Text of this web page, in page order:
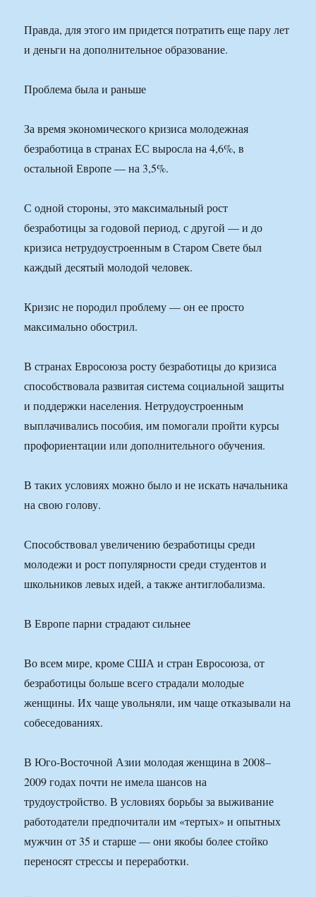
Правда, для этого им придется потратить еще пару лет
и деньги на дополнительное образование.
Проблема была и раньше
За время экономического кризиса молодежная
безработица в странах ЕС выросла на 4,6%, в
остальной Европе — на 3,5%.
С одной стороны, это максимальный рост
безработицы за годовой период, с другой — и до
кризиса нетрудоустроенным в Старом Свете был
каждый десятый молодой человек.
Кризис не породил проблему — он ее просто
максимально обострил.
В странах Евросоюза росту безработицы до кризиса
способствовала развитая система социальной защиты
и поддержки населения. Нетрудоустроенным
выплачивались пособия, им помогали пройти курсы
профориентации или дополнительного обучения.
В таких условиях можно было и не искать начальника
на свою голову.
Способствовал увеличению безработицы среди
молодежи и рост популярности среди студентов и
школьников левых идей, а также антиглобализма.
В Европе парни страдают сильнее
Во всем мире, кроме США и стран Евросоюза, от
безработицы больше всего страдали молодые
женщины. Их чаще увольняли, им чаще отказывали на
собеседованиях.
В Юго-Восточной Азии молодая женщина в 2008–
2009 годах почти не имела шансов на
трудоустройство. В условиях борьбы за выживание
работодатели предпочитали им «тертых» и опытных
мужчин от 35 и старше — они якобы более стойко
переносят стрессы и переработки.